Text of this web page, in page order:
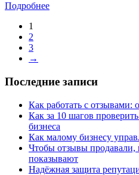
Подробнее
1
2
3
→
Последние записи
Как работать с отзывами:
Как за 10 шагов
бизнеса
Как малому бизнесу
Чтобы отзывы продавали,
показывают
Надёжная защита